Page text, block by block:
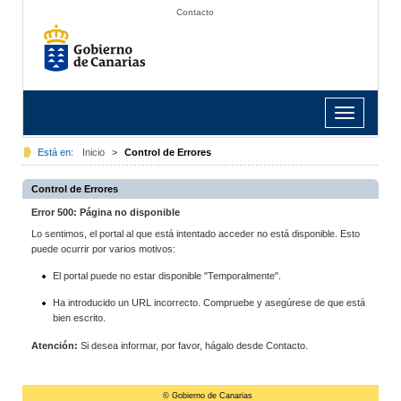
Contacto
Toggle
navigation
Está en: Inicio > Control de Errores
Control de Errores
Error 500: Página no disponible
Lo sentimos, el portal al que está intentado acceder no está disponible. Esto
puede ocurrir por varios motivos:
El portal puede no estar disponible "Temporalmente".
Ha introducido un URL incorrecto. Compruebe y asegúrese de que está
bien escrito.
Atención: Si desea informar, por favor, hágalo desde Contacto.
© Gobierno de Canarias